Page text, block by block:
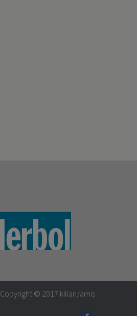
Copyright © 2017 kilian/amis